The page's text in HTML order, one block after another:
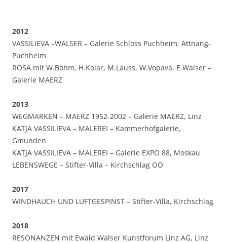
2012
VASSILIEVA –WALSER – Galerie Schloss Puchheim, Attnang-
Puchheim
ROSA mit W.Böhm, H.Kolar, M.Lauss, W.Vopava, E.Walser –
Galerie MAERZ
2013
WEGMARKEN – MAERZ 1952-2002 – Galerie MAERZ, Linz
KATJA VASSILIEVA – MALEREI – Kammerhofgalerie,
Gmunden
KATJA VASSILIEVA – MALEREI – Galerie EXPO 88, Moskau
LEBENSWEGE – Stifter-Villa – Kirchschlag OÖ
2017
WINDHAUCH UND LUFTGESPINST – Stifter-Villa, Kirchschlag
2018
RESONANZEN mit Ewald Walser Kunstforum Linz AG, Linz